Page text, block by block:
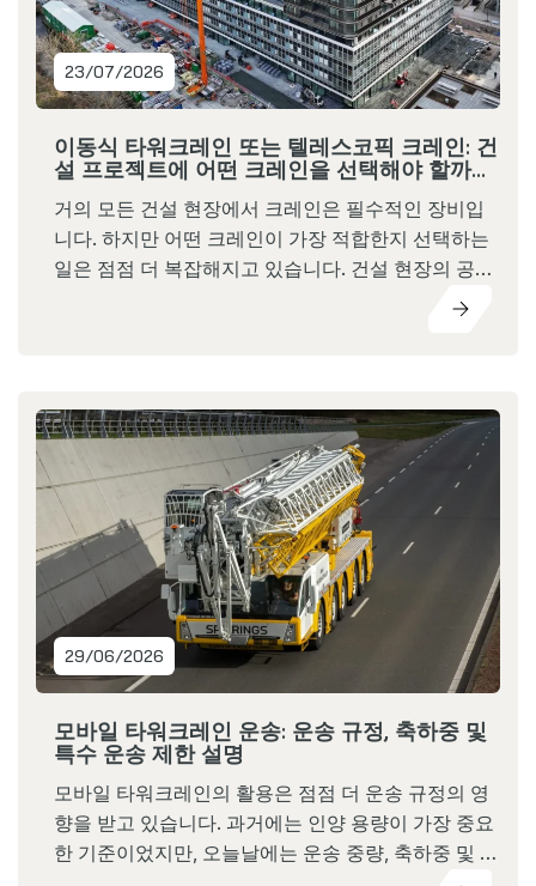
23/07/2026
이동식 타워크레인 또는 텔레스코픽 크레인: 건
설 프로젝트에 어떤 크레인을 선택해야 할까
거의 모든 건설 현장에서 크레인은 필수적인 장비입
니다. 하지만 어떤 크레인이 가장 적합한지 선택하는
일은 점점 더 복잡해지고 있습니다. 건설 현장의 공간
은 더욱 제한되고, 프로젝트 일정은 빨라지고 있으며,
29/06/2026
모바일 타워크레인 운송: 운송 규정, 축하중 및
특수 운송 제한 설명
모바일 타워크레인의 활용은 점점 더 운송 규정의 영
향을 받고 있습니다. 과거에는 인양 용량이 가장 중요
한 기준이었지만, 오늘날에는 운송 중량, 축하중 및 축